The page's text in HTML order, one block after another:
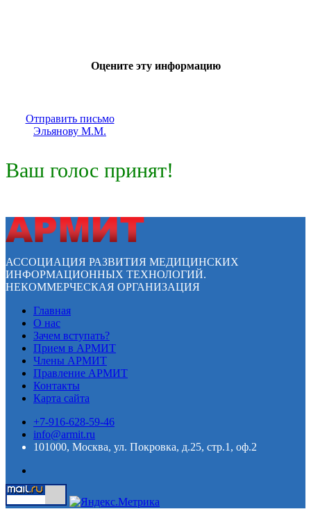
Оцените эту информацию
Отправить письмо
Эльянову М.М.
Ваш голос принят!
АССОЦИАЦИЯ РАЗВИТИЯ МЕДИЦИНСКИХ
ИНФОРМАЦИОННЫХ ТЕХНОЛОГИЙ.
НЕКОММЕРЧЕСКАЯ ОРГАНИЗАЦИЯ
Главная
О нас
Зачем вступать?
Прием в АРМИТ
Члены АРМИТ
Правление АРМИТ
Контакты
Карта сайта
+7-916-628-59-46
info@armit.ru
101000, Москва, ул. Покровка, д.25, стр.1, оф.2